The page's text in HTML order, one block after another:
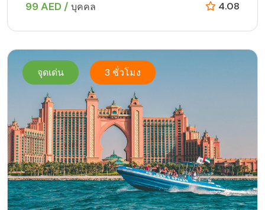
99 AED / บุคคล 4.08
จุดเด่น 3 ชั่วโมง